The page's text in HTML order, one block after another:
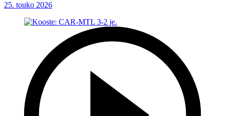
25. touko 2026